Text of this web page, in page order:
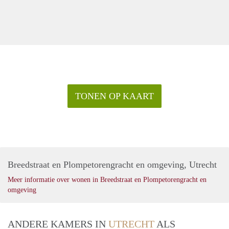
TONEN OP KAART
Breedstraat en Plompetorengracht en omgeving, Utrecht
Meer informatie over wonen in Breedstraat en Plompetorengracht en
omgeving
ANDERE KAMERS IN UTRECHT ALS